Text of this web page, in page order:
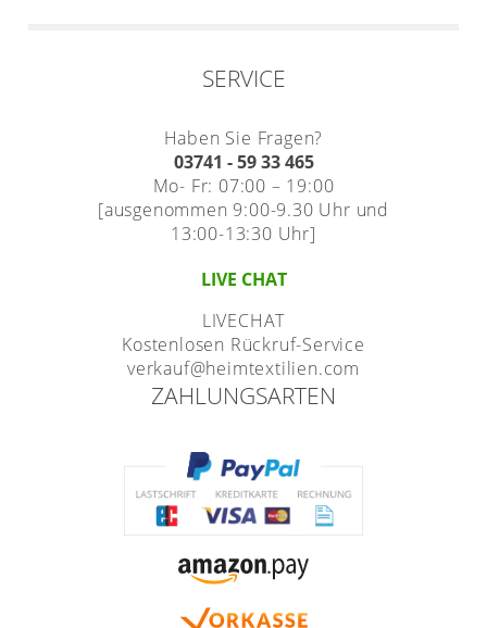
SERVICE
Haben Sie Fragen?
03741 - 59 33 465
Mo- Fr: 07:00 – 19:00
[ausgenommen 9:00-9.30 Uhr und
13:00-13:30 Uhr]
LIVE CHAT
LIVECHAT
Kostenlosen Rückruf-Service
verkauf@heimtextilien.com
ZAHLUNGSARTEN